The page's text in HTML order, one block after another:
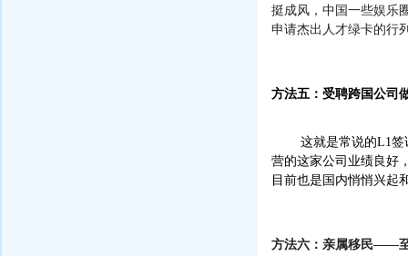
挺成风，中国一些娱乐
申请杰出人才绿卡的行
方法五：受聘跨国公司
这就是常说的L1签
营的这家公司业绩良好
目前也是国内悄悄兴起
方法六：亲属移民——